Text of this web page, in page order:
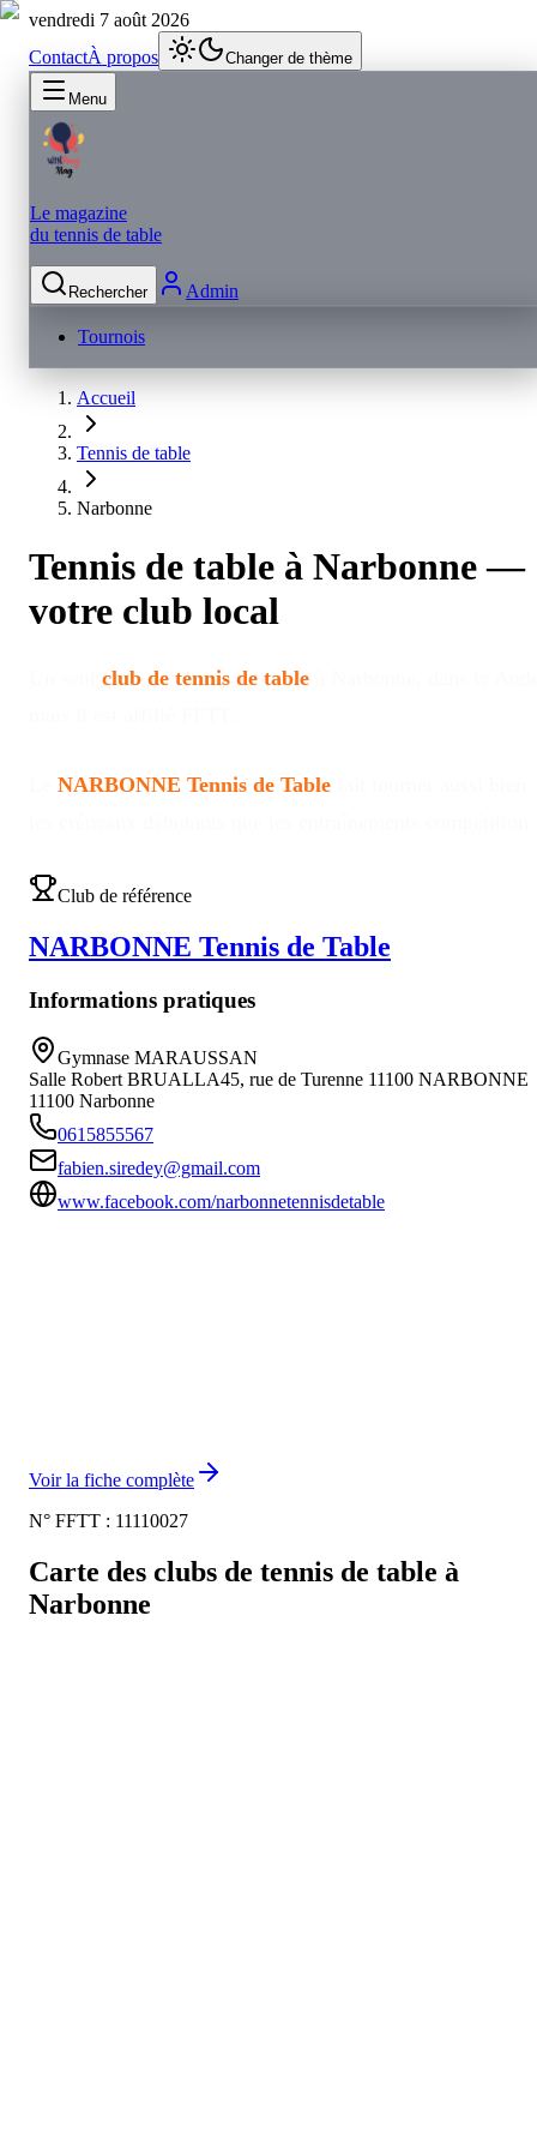
vendredi 7 août 2026
ContactÀ propos Changer de thème
Menu
Le magazine
du tennis de table
Rechercher Admin
Tournois
Accueil
Tennis de table
Narbonne
Tennis de table à Narbonne—
votre club local
club de tennis de table
NARBONNE Tennis de Table
Club de référence
NARBONNE Tennis de Table
Informations pratiques
Gymnase MARAUSSAN
Salle Robert BRUALLA45, rue de Turenne 11100 NARBONNE
11100 Narbonne
0615855567
fabien.siredey@gmail.com
www.facebook.com/narbonnetennisdetable
Voir la fiche complète
N° FFTT : 11110027
Carte des clubs de tennis de table à
Narbonne